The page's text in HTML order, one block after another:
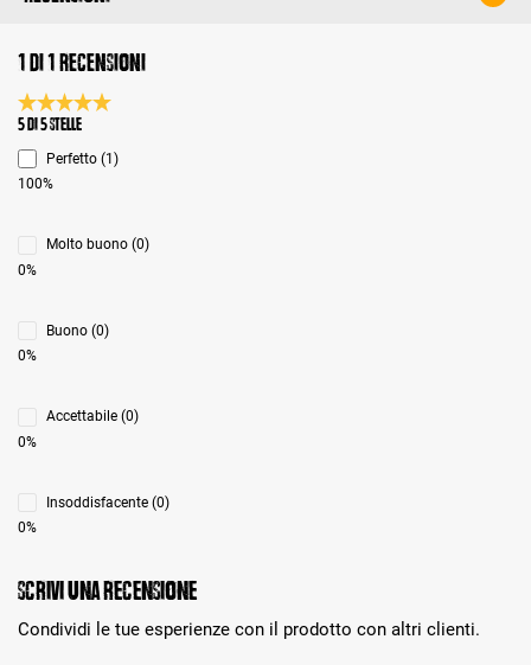
1 di 1 recensioni
Valutazione media di 5 su 5 stelle
5 di 5 Stelle
Perfetto (1)
100%
Molto buono (0)
0%
Buono (0)
0%
Accettabile (0)
0%
Insoddisfacente (0)
0%
Scrivi una recensione
Condividi le tue esperienze con il prodotto con altri clienti.